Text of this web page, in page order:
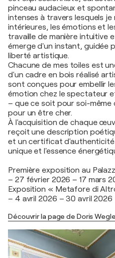
pinceau audacieux et
intenses à travers lesquels
intérieures, les émotions et
travaille de manière intuitive
émerge d'un instant, guidée
liberté artistique.
Chacune de mes toiles est
d'un cadre en bois réalisé
sont conçues pour embellir
émotion chez le spectateur
– que ce soit pour soi-
pour un être cher.
À l'acquisition de chaque
reçoit une description
et un certificat
unique et l'essence
Première exposition au
– 27 février 2026 – 17 mars
Exposition « Metafore di
– 4 avril 2026 – 30 avril 2026
Découvrir la page de Doris